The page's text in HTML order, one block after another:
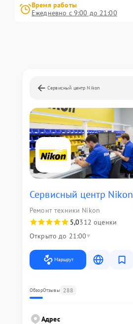
Время работы
Ежедневно с 9:00 до 21:00
Сервисный центр Nikon
Сервисный центр Nikon
Ремонт техники Nikon
5,0312 оценки
Открыто до 21:00
Маршрут
ОбзорОтзывы 288
Адрес